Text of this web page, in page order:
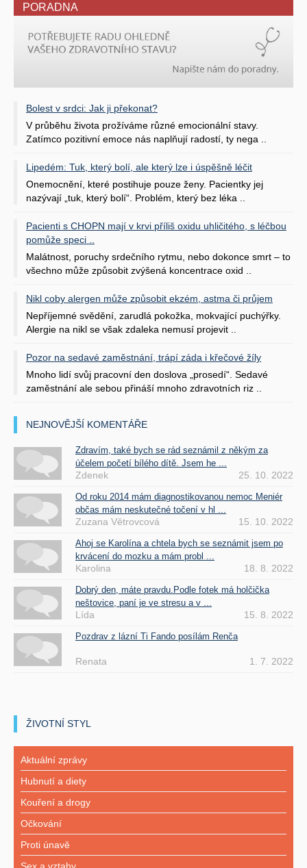
PORADNA
Bolest v srdci: Jak ji překonat?
V průběhu života prožíváme různé emocionální stavy.
Zatímco pozitivní emoce nás naplňují radostí, ty nega ..
Lipedém: Tuk, který bolí, ale který lze i úspěšně léčit
Onemocnění, které postihuje pouze ženy. Pacientky jej
nazývají „tuk, který bolí“. Problém, který bez léka ..
Pacienti s CHOPN mají v krvi příliš oxidu uhličitého, s léčbou
pomůže speci ..
Malátnost, poruchy srdečního rytmu, nebo dokonce smrt – to
všechno může způsobit zvýšená koncentrace oxid ..
Nikl coby alergen může způsobit ekzém, astma či průjem
Nepříjemné svědění, zarudlá pokožka, mokvající puchýřky.
Alergie na nikl se však zdaleka nemusí projevit ..
Pozor na sedavé zaměstnání, trápí záda i křečové žíly
Mnoho lidí svůj pracovní den doslova „prosedí“. Sedavé
zaměstnání ale sebou přináší mnoho zdravotních riz ..
NEJNOVĚJŠÍ KOMENTÁŘE
Zdravím, také bych se rád seznámil z někým za
účelem početí bílého dítě. Jsem he ...
Zdenek 25. 10. 2022
Od roku 2014 mám diagnostikovanou nemoc Meniér
občas mám neskutečné točení v hl ...
Zuzana Větrovcová 15. 10. 2022
Ahoj se Karolína a chtela bych se seznámit jsem po
krvácení do mozku a mám probl ...
Karolina 18. 8. 2022
Dobrý den, máte pravdu.Podle fotek má holčička
neštovice, paní je ve stresu a v ...
Lída 15. 8. 2022
Pozdrav z lázní Ti Fando posílám Renča
Renata 1. 7. 2022
ŽIVOTNÍ STYL
Aktuální zprávy
Hubnutí a diety
Kouření a drogy
Očkování
Proti únavě